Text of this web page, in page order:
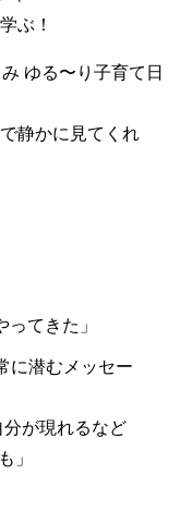
ぶ！
ゆる〜り子育て日
静かに見てくれ
てきた」
に潜むメッセー
が現れるなど
」